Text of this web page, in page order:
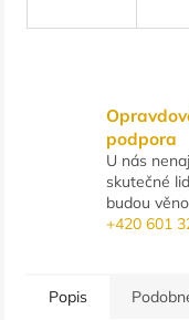
podpora
U nás
skutečné
budou
+420 601
Popis